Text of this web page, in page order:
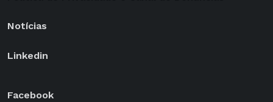
Notícias
Linkedin
Facebook